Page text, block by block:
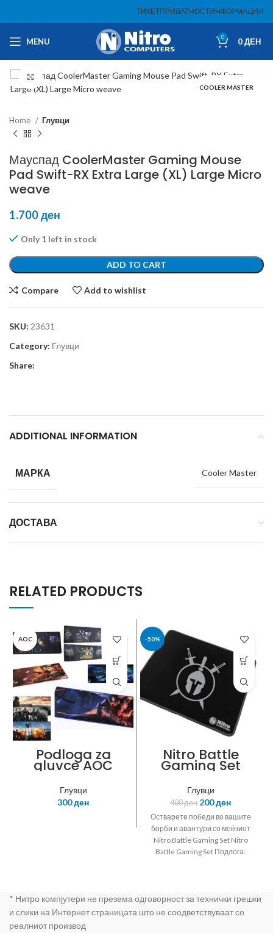
ТИКЕТПРИВАТНОСТИНФОРМАЦИИ
MENU 0 0ДЕН
COOLER MASTER
Click to enlarge
Home Глувци
Мауспад CoolerMaster Gaming Mouse
Pad Swift-RX Extra Large (XL) Large Micro
weave
1.700ден
Only 1 left in stock
ADD TO CART
Compare Add to wishlist
SKU: 23631
Category: Глувци
Share:
ADDITIONAL INFORMATION
МАРКА Cooler Master
ДОСТАВА
RELATED PRODUCTS
AOC
Podloga za
gluvce AOC
Battlegrounds
30cm x 80cm x
0.3cm
Глувци
300ден
-50%
Nitro Battle
Gaming Set
индивидуален
производ
подлога за
глушец
Глувци
400ден 200ден
Остварете победи во вашите
борби и авантури со моќниот
Nitro Battle Gaming Set Nitro
Battle Gaming Set Подлога:
* Нитро компјутери не презема одговорност за технички грешки
и слики на Интернет страницата што не соодветствуваат со
реалниот производ